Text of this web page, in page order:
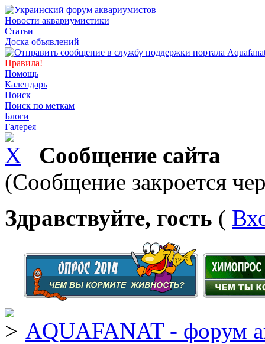
Новости аквариумистики
Статьи
Доска объявлений
Правила!
Помощь
Календарь
Поиск
Поиск по меткам
Блоги
Галерея
Сообщение сайта
(Сообщение закроется
Здравствуйте, гость (
AQUAFANAT - форум